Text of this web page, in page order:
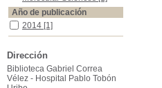
Año de publicación
20142014 [1]
CdLSCdLS[1]
NIPBLNIPBL[1]
physiological splicing
physiological splicing[1]
Dirección
Biblioteca Gabriel Correa
Vélez - Hospital Pablo Tobón